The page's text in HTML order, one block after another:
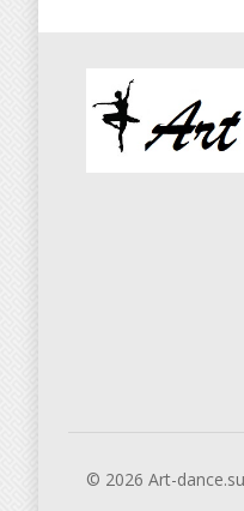
© 2026 Art-dance.su